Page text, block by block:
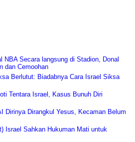
NBA Secara langsung di Stadion, Donal
dan Cemoohan
Berlutut: Biadabnya Cara Israel Siksa
Tentara Israel, Kasus Bunuh Diri
Dirinya Dirangkul Yesus, Kecaman Belum
Israel Sahkan Hukuman Mati untuk